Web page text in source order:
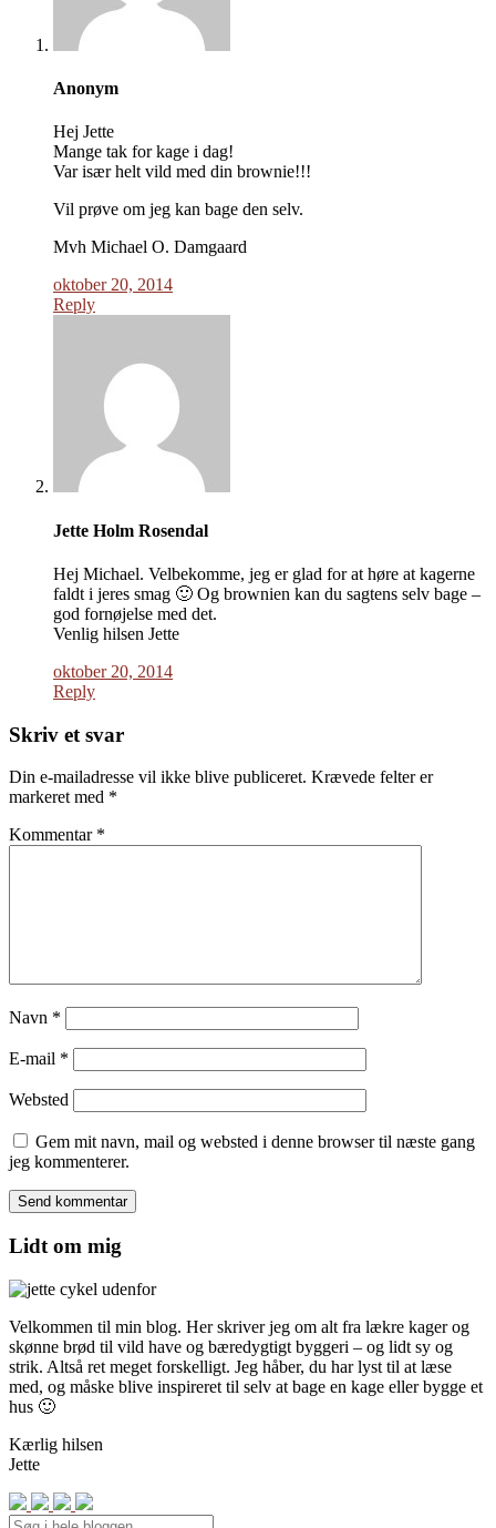
Anonym
Hej Jette
Mange tak for kage i dag!
Var især helt vild med din brownie!!!
Vil prøve om jeg kan bage den selv.
Mvh Michael O. Damgaard
oktober 20, 2014
Reply
Jette Holm Rosendal
Hej Michael. Velbekomme, jeg er glad for at høre at kagerne
faldt i jeres smag 🙂 Og brownien kan du sagtens selv bage –
god fornøjelse med det.
Venlig hilsen Jette
oktober 20, 2014
Reply
Skriv et svar
Din e-mailadresse vil ikke blive publiceret. Krævede felter er
markeret med *
Kommentar *
Navn *
E-mail *
Websted
Gem mit navn, mail og websted i denne browser til næste gang
jeg kommenterer.
Lidt om mig
Velkommen til min blog. Her skriver jeg om alt fra lækre kager og
skønne brød til vild have og bæredygtigt byggeri – og lidt sy og
strik. Altså ret meget forskelligt. Jeg håber, du har lyst til at læse
med, og måske blive inspireret til selv at bage en kage eller bygge et
hus 🙂
Kærlig hilsen
Jette